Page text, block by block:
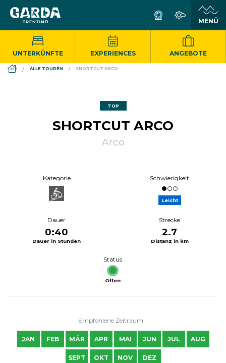
UNTERKÜNFTE EXPERIENCES ANGEBOTE
DS_BREADCRUMB.HOME
ALLE TOUREN SHORTCUT ARCO
TOP
SHORTCUT ARCO
Arco
Kategorie Schwierigkeit
Leicht
Dauer
0:40
Dauer in Stunden
Strecke
2.7
Distanz in km
Status
Offen
Empfohlene Zeitraum
JAN FEB MÄR APR MAI JUN JUL AUG
SEPT OKT NOV DEZ